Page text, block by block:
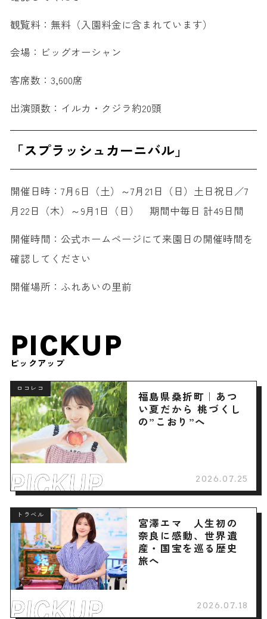
観覧料：無料（入園料金に含まれています）
会場：ビッグオーシャン
客席数：3,600席
出演頭数：イルカ・クジラ約20頭
「スプラッシュカーニバル」
開催日時：7月6日（土）～7月21日（日）土日祝日／7
月22日（木）～9月1日（日） 期間中毎日 計49日間
開催時間：公式ホームページにて来園日の開催時間を
確認してください
開催場所：ふれあいの里前
PICKUP
ピックアップ
ロコレコ
福島県桑折町｜あつ
い夏だから 桃づくし
の”こおり”へ
2026.07.25
トラベル
宮澤エマ 人生初の
奈良に感動、世界遺
産・国宝を巡る歴史
旅へ
2026.07.18